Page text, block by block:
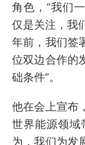
角色，“我们
仅是关注，我
年前，我们签
位双边合作的
础条件”。
他在会上宣布
世界能源领域
为，我们为发